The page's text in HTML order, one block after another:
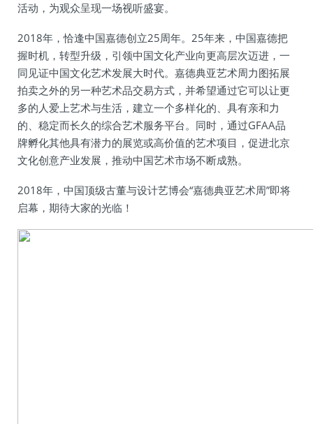
活动，为观众呈现一场视听盛宴。
2018年，恰逢中国嘉德创立25周年。25年来，中国嘉德把
握时机，转型升级，引领中国文化产业向更高层次迈进，一
同见证中国文化艺术发展大时代。嘉德典亚艺术周力图拓展
拍卖之外的另一种艺术品交易方式，并希望通过它可以让更
多的人爱上艺术与生活，建立一个多样化的、具有亲和力
的、稳定而长久的综合艺术服务平台。同时，通过GFAA品
牌孵化其他具有潜力的展览或高价值的艺术项目，促进北京
文化创意产业发展，推动中国艺术市场不断成熟。
2018年，中国顶级古董与设计艺博会“嘉德典亚艺术周”即将
启幕，期待大家的光临！